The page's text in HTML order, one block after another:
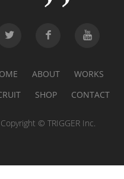
ABOUT
WORKS
SHOP CONTACT
Copyright © TRIGGER Inc.